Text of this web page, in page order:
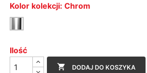
Kolor kolekcji: Chrom
Chrom
Ilość
 DODAJ DO KOSZYKA